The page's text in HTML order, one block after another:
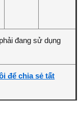
đang sử dụng
để chia sẻ tất